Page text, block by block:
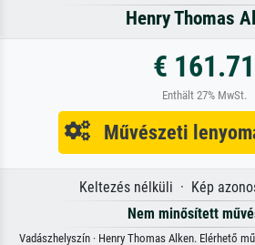
Henry Thomas
€ 161.71
Enthält 27% MwSt.
Művészeti
Keltezés nélküli · Kép
Nem minősített
Vadászhelyszín · Henry Thomas Alken. Elérhető